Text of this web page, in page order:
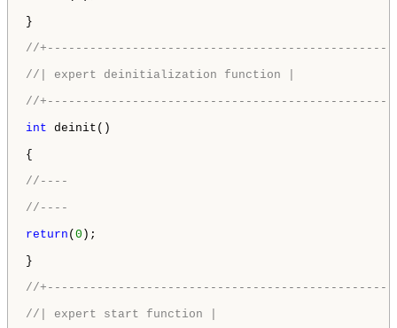
}
//
//| expert deinitialization function |
//
int deinit()
{
//----
//----
return (0 );
}
//
//| expert start function |